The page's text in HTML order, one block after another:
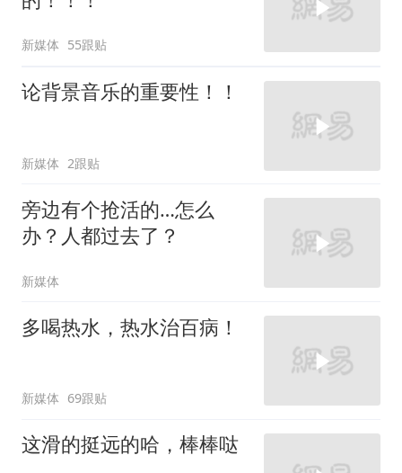
新媒体 55跟贴
论背景音乐的重要性！！
新媒体 2跟贴
旁边有个抢活的…怎么
办？人都过去了？
新媒体
多喝热水，热水治百病！
新媒体 69跟贴
这滑的挺远的哈，棒棒哒